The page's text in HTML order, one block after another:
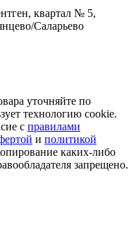
квартал № 5,
Саларьево
уточняйте по
технологию cookie.
с правилами
и политикой
каких-либо
запрещено.